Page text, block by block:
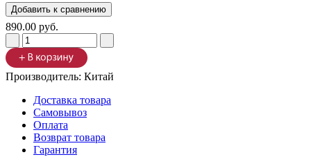
890.00 руб.
Производитель: Китай
Доставка товара
Самовывоз
Оплата
Возврат товара
Гарантия